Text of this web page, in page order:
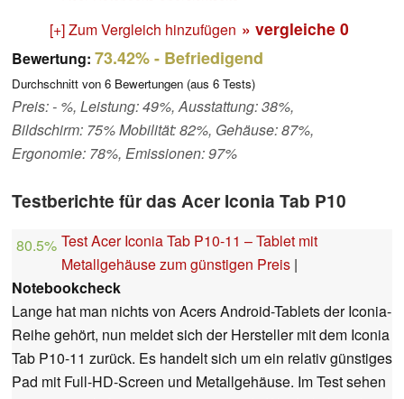
[+] Zum Vergleich hinzufügen » vergleiche 0
Bewertung: 73.42%- Befriedigend
Durchschnitt von 6 Bewertungen (aus 6 Tests)
Preis: - %, Leistung: 49%, Ausstattung: 38%,
Bildschirm: 75% Mobilität: 82%, Gehäuse: 87%,
Ergonomie: 78%, Emissionen: 97%
Testberichte für das Acer Iconia Tab P10
80.5% Test Acer Iconia Tab P10-11 – Tablet mit
Metallgehäuse zum günstigen Preis |
Notebookcheck
Lange hat man nichts von Acers Android-Tablets der Iconia-
Reihe gehört, nun meldet sich der Hersteller mit dem Iconia
Tab P10-11 zurück. Es handelt sich um ein relativ günstiges
Pad mit Full-HD-Screen und Metallgehäuse. Im Test sehen